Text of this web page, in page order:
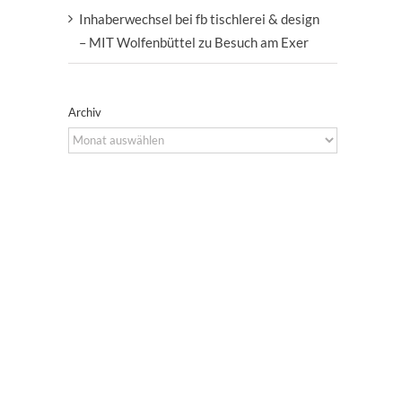
Inhaberwechsel bei fb tischlerei & design
– MIT Wolfenbüttel zu Besuch am Exer
Archiv
Archiv